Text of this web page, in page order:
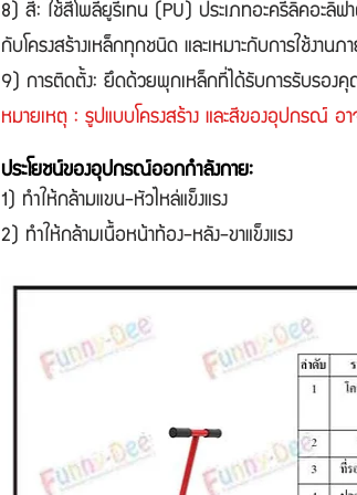
8) สี: ใช้สีโพลียูรีเทน (PU) ประเภทอะครีลิคอะลิฟ
กับโครงสร้างเหล็กทุกชนิด และเหมาะกับการใช้งานภ
9) การติดตั้ง: ยึดด้วยพุกเหล็กที่ได้รับการรับรอง
หมายเหตุ : รูปแบบโครงสร้าง และสีของอุปกรณ์ อา
ประโยชน์ของอุปกรณ์ออกกำลังกาย:
1) ทำให้กล้ามแขน-หัวไหล่แข็งแรง
2) ทำให้กล้ามเนื้อหน้าท้อง-หลัง-ขาแข็งแรง